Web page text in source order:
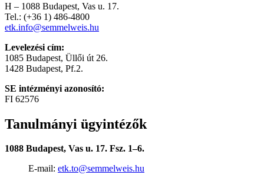
H – 1088 Budapest, Vas u. 17.
Tel.: (+36 1) 486-4800
etk.info@semmelweis.hu
Levelezési cím:
1085 Budapest, Üllői út 26.
1428 Budapest, Pf.2.
SE intézményi azonosító:
FI 62576
Tanulmányi ügyintézők
1088 Budapest, Vas u. 17. Fsz. 1–6.
E-mail: etk.to@semmelweis.hu